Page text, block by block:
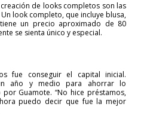
de looks completos son las
look completo, que incluye blusa,
un precio aproximado de 80
se sienta único y especial.
fue conseguir el capital inicial.
año y medio para ahorrar lo
Guamote. “No hice préstamos,
puedo decir que fue la mejor